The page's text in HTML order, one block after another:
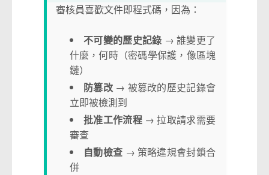
審核員喜歡文件即程式碼，因為：
不可變的歷史記錄 → 誰變更了
什麼，何時（密碼學保護，像區塊
鏈）
防篡改→ 被篡改的歷史記錄會
立即被檢測到
批准工作流程→ 拉取請求需要
審查
自動檢查 → 策略違規會封鎖合
併